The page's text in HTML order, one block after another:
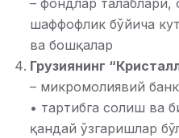
– фондлар
шаффофлик бўйича
ва бошқалар
Грузиянинг
– микромолиявий
• тартибга солиш ва
қандай ўзгаришлар